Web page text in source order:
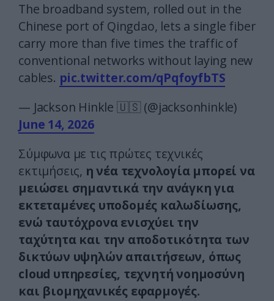
The broadband system, rolled out in the
Chinese port of Qingdao, lets a single fiber
carry more than five times the traffic of
conventional networks without laying new
cables. pic.twitter.com/qPqfoyfbTS
— Jackson Hinkle 🇺🇸 (@jacksonhinkle)
June 14, 2026
Σύμφωνα με τις πρώτες τεχνικές
εκτιμήσεις, η νέα τεχνολογία μπορεί να
μειώσει σημαντικά την ανάγκη για
εκτεταμένες υποδομές καλωδίωσης,
ενώ ταυτόχρονα ενισχύει την
ταχύτητα και την αποδοτικότητα των
δικτύων υψηλών απαιτήσεων, όπως
cloud υπηρεσίες, τεχνητή νοημοσύνη
και βιομηχανικές εφαρμογές.